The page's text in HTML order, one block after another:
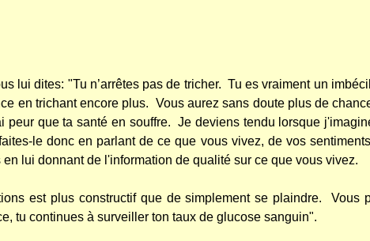
lui dites: "Tu n’arrêtes pas de tricher. Tu es vraiment un
en trichant encore plus. Vous aurez sans doute plus de
peur que ta santé en souffre. Je deviens tendu lorsque
le donc en parlant de ce que vous vivez, de vos
lui donnant de l'information de qualité sur ce que vous vivez.
est plus constructif que de simplement se plaindre.
Vous
tu continues à surveiller ton taux de glucose sanguin".